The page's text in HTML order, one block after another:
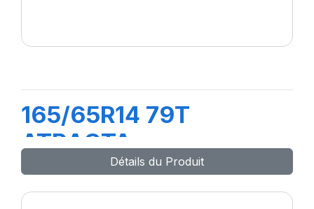
165/65R14 79T
ATRACTA
Détails du Produit